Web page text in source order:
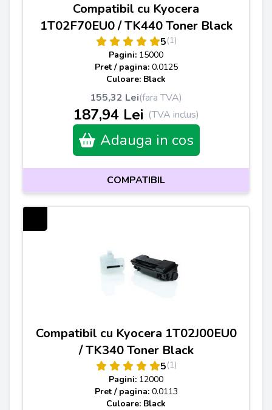
Compatibil cu Kyocera
1T02F70EU0 / TK440 Toner Black
5(1)
Pagini: 15000
Pret / pagina: 0.0125
Culoare: Black
155,32 Lei(fara TVA)
187,94 Lei (TVA inclus)
Adauga in cos
COMPATIBIL
Compatibil cu Kyocera 1T02J00EU0
/ TK340 Toner Black
5(1)
Pagini: 12000
Pret / pagina: 0.0113
Culoare: Black